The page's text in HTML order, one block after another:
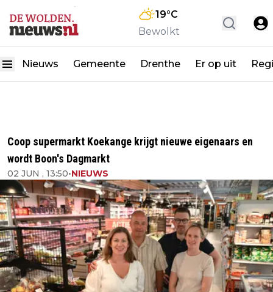
19°C
Bewolkt
Nieuws Gemeente Drenthe Er op uit
Coop supermarkt Koekange krijgt nieuwe eigenaars en
wordt Boon's Dagmarkt
02 JUN , 13:50•NIEUWS